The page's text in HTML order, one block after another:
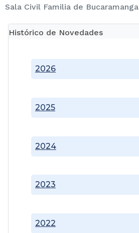
Sala Civil Familia de Bucaramanga
Histórico de Novedades
2022
2023
2024
2025
2026